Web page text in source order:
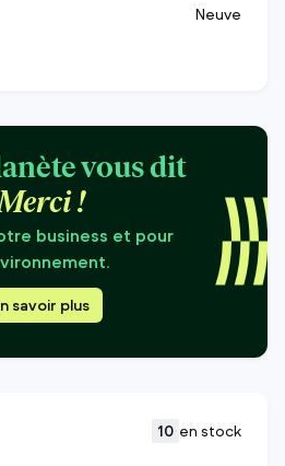
Neuve
vous dit
!
business et pour
savoir plus
10 en stock